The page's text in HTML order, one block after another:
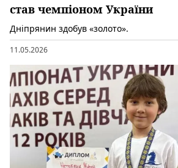
став чемпіоном України
Дніпрянин здобув «золото».
11.05.2026